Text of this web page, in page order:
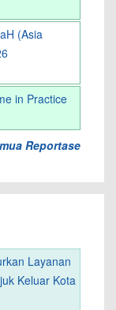
(Asia
in Practice
Reportase
Layanan
Keluar Kota